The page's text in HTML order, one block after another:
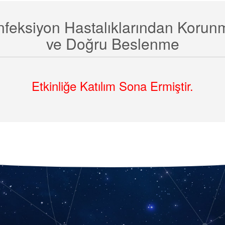
Hastalıklarından
ve Doğru Beslenme
Etkinliğe Katılım Sona Ermiştir.